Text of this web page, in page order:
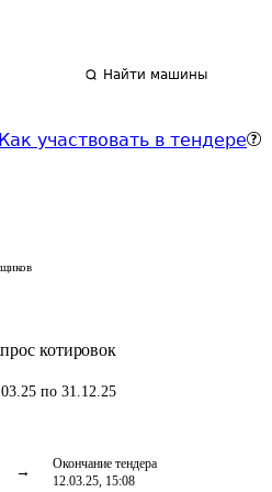
Найти машины
Как участвовать в тендере
котировок
по 31.12.25
Окончание тендера
12.03.25, 15:08